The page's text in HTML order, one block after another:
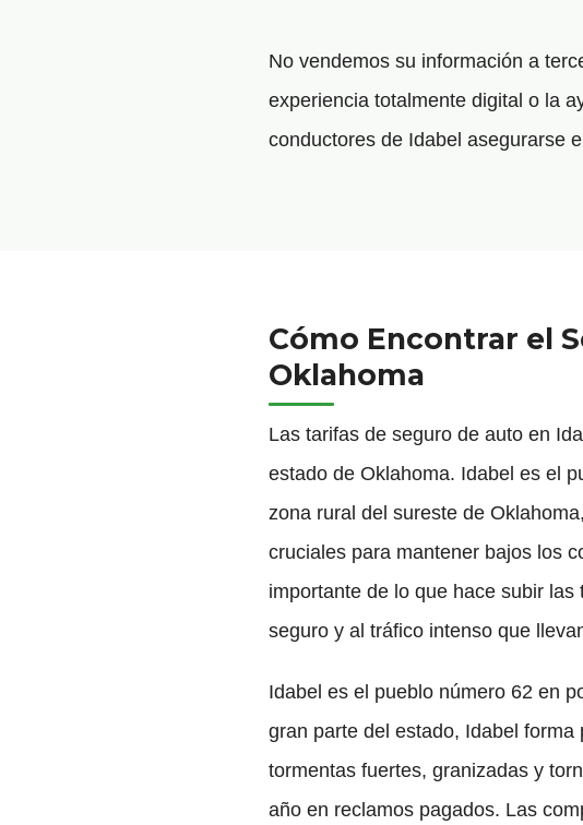
No vendemos su información a
experiencia totalmente digital o la
conductores de Idabel asegurarse
Cómo Encontrar el
Oklahoma
Las tarifas de seguro de auto en
estado de Oklahoma. Idabel es el
zona rural del sureste de
cruciales para mantener bajos los
importante de lo que hace subir
seguro y al tráfico intenso que
Idabel es el pueblo número 62 en
gran parte del estado, Idabel
tormentas fuertes, granizadas y
año en reclamos pagados. Las